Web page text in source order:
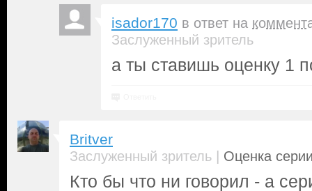
isador170 в ответ на
Заслуженный зритель
а ты ставишь оценку 1
Britver
Заслуженный зритель | Оценка
Кто бы что ни говорил - а